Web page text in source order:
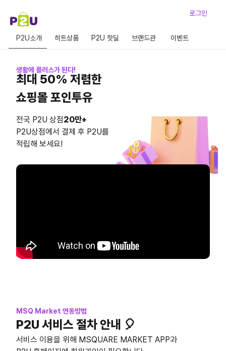
로그인
P2U소개 히트상품 P2U 핫딜 브랜드관 이벤트